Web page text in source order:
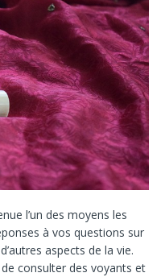
l’un des moyens les
à vos questions sur
aspects de la vie.
consulter des voyants et